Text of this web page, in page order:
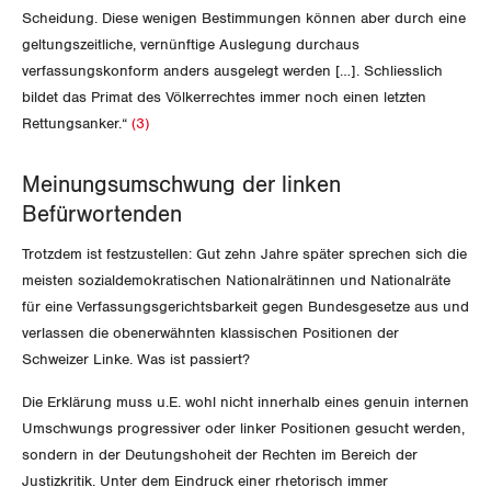
Tessin
Thurgau
Wallis
Scheidung. Diese wenigen Bestimmungen können aber durch eine
geltungszeitliche, vernünftige Auslegung durchaus
verfassungskonform anders ausgelegt werden […]. Schliesslich
bildet das Primat des Völkerrechtes immer noch einen letzten
Rettungsanker.“ (3)
Meinungsumschwung der linken
Befürwortenden
Trotzdem ist festzustellen: Gut zehn Jahre später sprechen sich die
meisten sozialdemokratischen Nationalrätinnen und Nationalräte
für eine Verfassungsgerichtsbarkeit gegen Bundesgesetze aus und
verlassen die obenerwähnten klassischen Positionen der
Schweizer Linke. Was ist passiert?
Die Erklärung muss u.E. wohl nicht innerhalb eines genuin internen
Umschwungs progressiver oder linker Positionen gesucht werden,
sondern in der Deutungshoheit der Rechten im Bereich der
Justizkritik. Unter dem Eindruck einer rhetorisch immer